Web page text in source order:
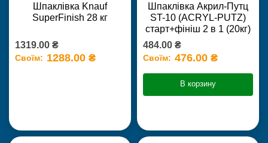
Шпаклівка Knauf
SuperFinish 28 кг
1319.00 ₴
Своїм: 1288.00 ₴
Шпаклівка Акрил-Путц
ST-10 (ACRYL-PUTZ)
старт+фініш 2 в 1 (20кг)
484.00 ₴
Своїм: 476.00 ₴
В корзину